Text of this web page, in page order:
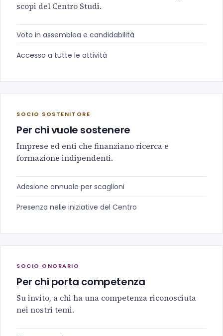
scopi del Centro Studi.
Voto in assemblea e candidabilità
Accesso a tutte le attività
SOCIO SOSTENITORE
Per chi vuole sostenere
Imprese ed enti che finanziano ricerca e
formazione indipendenti.
Adesione annuale per scaglioni
Presenza nelle iniziative del Centro
SOCIO ONORARIO
Per chi porta competenza
Su invito, a chi ha una competenza riconosciuta
nei nostri temi.